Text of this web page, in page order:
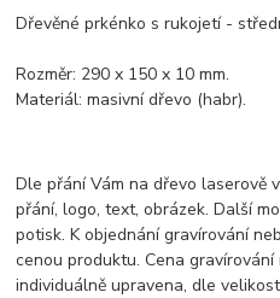
Dřevěné prkénko s rukojetí -
Rozměr: 290 x 150 x 10 mm.
Materiál: masivní dřevo (habr).
Dle přání Vám na dřevo laserově
přání, logo, text, obrázek. Další
potisk. K objednání gravírování
cenou produktu. Cena
individuálně upravena, dle